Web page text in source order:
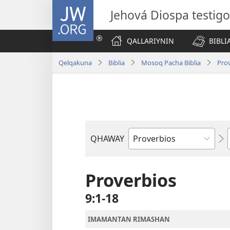
JW.ORG
Jehová Diospa
QALLARIYNIN
Qelqakuna Biblia Mosoq Pacha Biblia
QHAWAY
Libro
Biblia
Proverbios
9:1-18
IMAMANTAN RIMASHAN